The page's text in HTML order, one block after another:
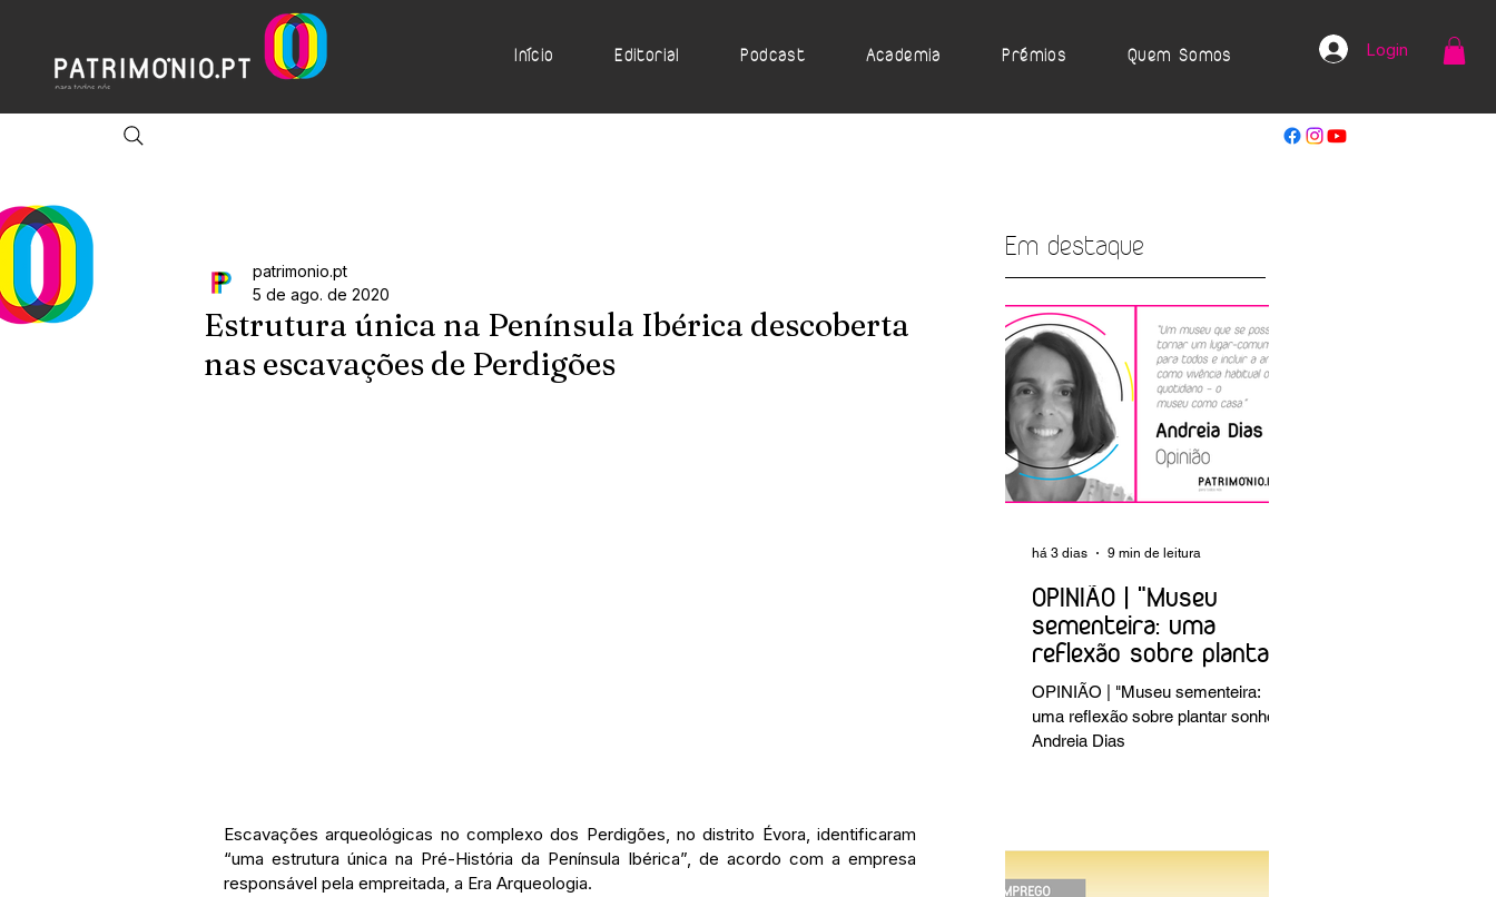
Início Editorial Podcast Academia Prémios Quem Somos Login
Estrutura única na Península Ibérica descoberta
nas escavações de Perdigões
patrimonio.pt
5 de ago. de 2020
Escavações arqueológicas no complexo dos Perdigões, no distrito Évora, identificaram
“uma estrutura única na Pré-História da Península Ibérica”, de acordo com a empresa
responsável pela empreitada, a Era Arqueologia.
Em destaque
OPINIÃO | "Museu
sementeira: uma
reflexão sobre plantar
sonhos" Andreia Dias
OPINIÃO | "Museu sementeira:
uma reflexão sobre plantar sonhos"
Andreia Dias
há 3 dias 9 min de leitura